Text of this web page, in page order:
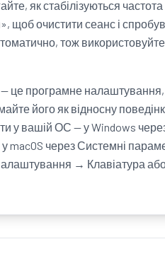
як стабілізуються
щоб очистити сеанс і
тож
це програмне налаштування,
його як відносну
у вашій ОС — у Windows
macOS через Системні
→ Клавіатура